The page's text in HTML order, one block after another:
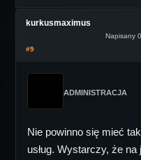
kurkusmaximus
Napisany
#9
ADMINISTRACJA
Nie powinno się mieć
usług. Wystarczy, że